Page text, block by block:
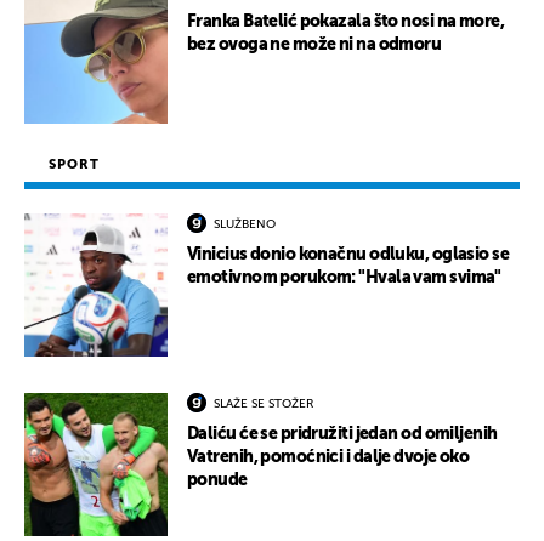
Franka Batelić pokazala što nosi na more,
bez ovoga ne može ni na odmoru
SPORT
SLUŽBENO
Vinicius donio konačnu odluku, oglasio se
emotivnom porukom: "Hvala vam svima"
SLAŽE SE STOŽER
Daliću će se pridružiti jedan od omiljenih
Vatrenih, pomoćnici i dalje dvoje oko
ponude